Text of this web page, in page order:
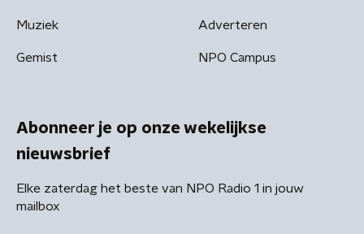
Muziek
Gemist
Adverteren
NPO Campus
Abonneer je op onze wekelijkse
nieuwsbrief
Elke zaterdag het beste van NPO Radio 1 in jouw
mailbox